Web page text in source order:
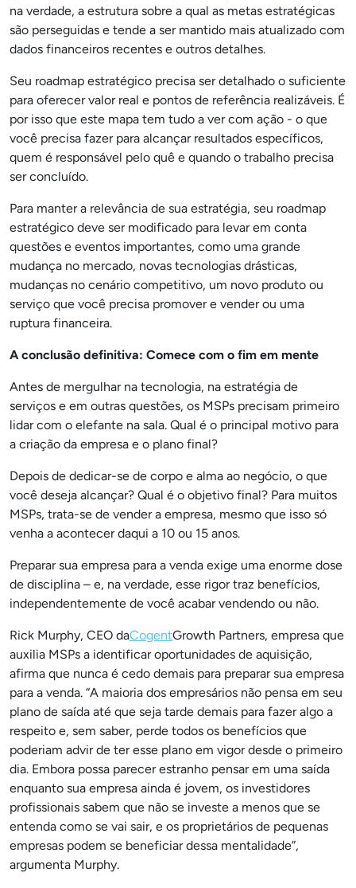
na verdade, a estrutura sobre a qual as metas estratégicas
são perseguidas e tende a ser mantido mais atualizado com
dados financeiros recentes e outros detalhes.
Seu roadmap estratégico precisa ser detalhado o suficiente
para oferecer valor real e pontos de referência realizáveis. É
por isso que este mapa tem tudo a ver com ação - o que
você precisa fazer para alcançar resultados específicos,
quem é responsável pelo quê e quando o trabalho precisa
ser concluído.
Para manter a relevância de sua estratégia, seu roadmap
estratégico deve ser modificado para levar em conta
questões e eventos importantes, como uma grande
mudança no mercado, novas tecnologias drásticas,
mudanças no cenário competitivo, um novo produto ou
serviço que você precisa promover e vender ou uma
ruptura financeira.
A conclusão definitiva: Comece com o fim em mente
Antes de mergulhar na tecnologia, na estratégia de
serviços e em outras questões, os MSPs precisam primeiro
lidar com o elefante na sala. Qual é o principal motivo para
a criação da empresa e o plano final?
Depois de dedicar-se de corpo e alma ao negócio, o que
você deseja alcançar? Qual é o objetivo final? Para muitos
MSPs, trata-se de vender a empresa, mesmo que isso só
venha a acontecer daqui a 10 ou 15 anos.
Preparar sua empresa para a venda exige uma enorme dose
de disciplina – e, na verdade, esse rigor traz benefícios,
independentemente de você acabar vendendo ou não.
Rick Murphy, CEO daCogentGrowth Partners, empresa que
auxilia MSPs a identificar oportunidades de aquisição,
afirma que nunca é cedo demais para preparar sua empresa
para a venda. “A maioria dos empresários não pensa em seu
plano de saída até que seja tarde demais para fazer algo a
respeito e, sem saber, perde todos os benefícios que
poderiam advir de ter esse plano em vigor desde o primeiro
dia. Embora possa parecer estranho pensar em uma saída
enquanto sua empresa ainda é jovem, os investidores
profissionais sabem que não se investe a menos que se
entenda como se vai sair, e os proprietários de pequenas
empresas podem se beneficiar dessa mentalidade”,
argumenta Murphy.